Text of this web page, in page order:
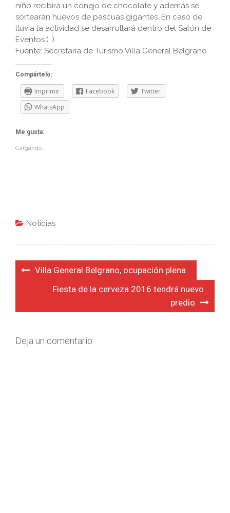
niño recibirá un conejo de chocolate y además se
sortearán huevos de pascuas gigantes. En caso de
lluvia la actividad se desarrollará dentro del Salón de
Eventos.(…)
Fuente: Secretaría de Turismo Villa General Belgrano
Compártelo:
Imprimir Facebook
Twitter
WhatsApp
Me gusta:
Cargando...
Noticias
Navegación
Villa General Belgrano, ocupación plena
Fiesta de la cerveza 2016 tendrá nuevo
predio
Deja un comentario